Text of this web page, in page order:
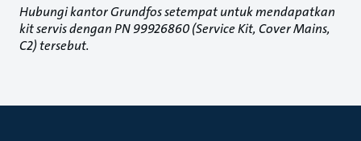
Hubungi kantor Grundfos setempat untuk mendapatkan
kit servis dengan PN 99926860 (Service Kit, Cover Mains,
C2) tersebut.